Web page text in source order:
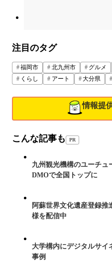
注目のタグ
福岡市 北九州市 グルメ
くらし
アート 大分県
情報提
こんな記事も PR
九州観光機構のユーチュ
DMOで全国トップに
阿蘇世界文化遺産登録
様を配信中
大学構内にデジタルサ
事例